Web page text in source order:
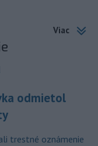
Viac
odmietol
trestné oznámenie